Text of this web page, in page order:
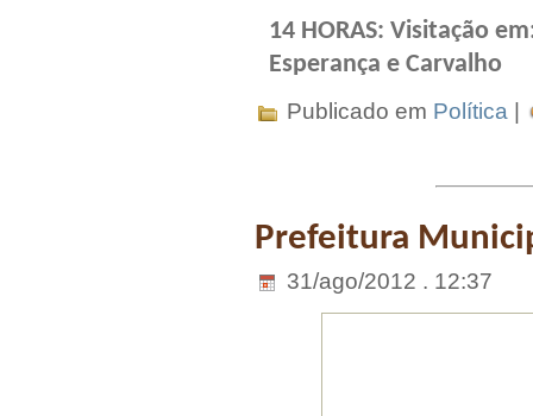
14 HORAS: Visitação
Esperança e Carvalho
Publicado em Política |
Prefeitura
31/ago/2012 . 12:37